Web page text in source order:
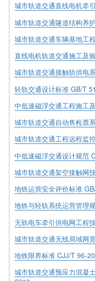
城市轨道交通直线电机牵
城市轨道交通隧道结构养
城市轨道交通车辆基地工
直线电机轨道交通施工及
城市轨道交通接触轨供电
轻轨交通设计标准 GB/T
中低速磁浮交通工程施工
城市轨道交通自动售检票
城市轨道交通工程远程监
中低速磁浮交通设计规范
城市轨道交通架空接触网
地铁运营安全评价标准
地铁与轻轨系统运营管理
无轨电车牵引供电网工程
城市轨道交通无线局域网
地铁限界标准 CJJ/T 96-
城市轨道交通预应力混凝